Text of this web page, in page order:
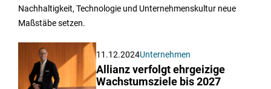
Nachhaltigkeit, Technologie und Unternehmenskultur neue
Maßstäbe setzen.
11.12.2024Unternehmen
Allianz verfolgt ehrgeizige
Wachstumsziele bis 2027